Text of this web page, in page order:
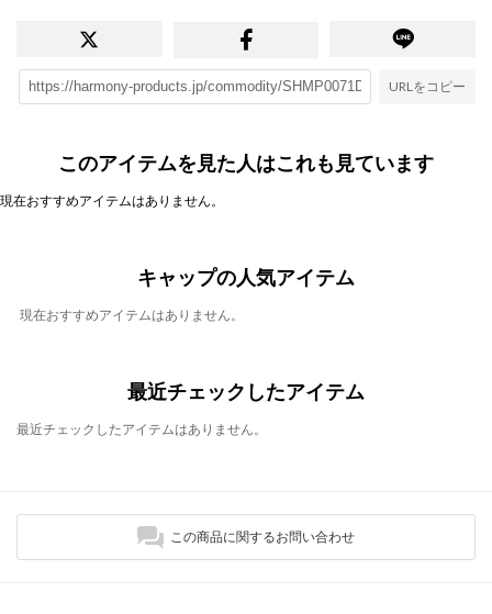
URLをコピー
このアイテムを見た人はこれも見ています
現在おすすめアイテムはありません。
キャップの人気アイテム
現在おすすめアイテムはありません。
最近チェックしたアイテム
最近チェックしたアイテムはありません。
この商品に関するお問い合わせ